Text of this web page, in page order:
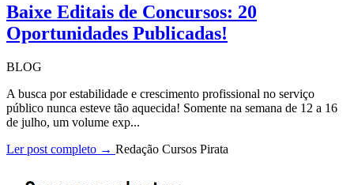
Baixe Editais de Concursos: 20
Oportunidades Publicadas!
BLOG
A busca por estabilidade e crescimento profissional no serviço
público nunca esteve tão aquecida! Somente na semana de 12 a 16
de julho, um volume exp...
Ler post completo → Redação Cursos Pirata